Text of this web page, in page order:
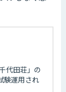
代田荘」の
験運用され